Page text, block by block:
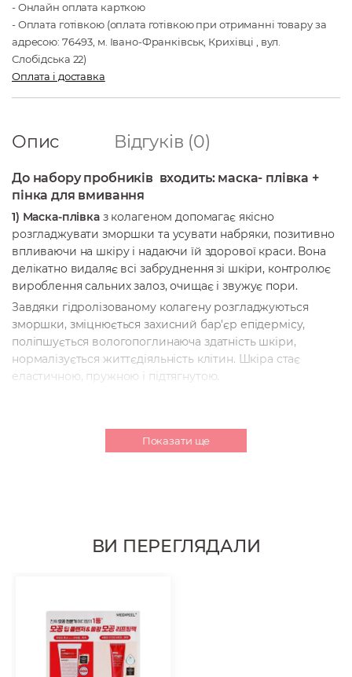
- Онлайн оплата карткою
- Оплата готівкою (оплата готівкою при отриманні товару за
адресою: 76493, м. Івано-Франківськ, Крихівці , вул.
Слобідська 22)
Оплата і доставка
Опис Відгуків (0)
До набору пробників входить: маска- плівка +
пінка для вмивання
1) Маска-плівка з колагеном допомагає якісно
розгладжувати зморшки та усувати набряки, позитивно
впливаючи на шкіру і надаючи їй здорової краси. Вона
делікатно видаляє всі забруднення зі шкіри, контролює
вироблення сальних залоз, очищає і звужує пори.
Завдяки гідролізованому колагену розгладжуються
зморшки, зміцнюється захисний бар'єр епідермісу,
поліпшується вологопоглинаюча здатність шкіри,
нормалізується життєдіяльність клітин. Шкіра стає
еластичною, пружною і підтягнутою.
сухості, лущення і подразнень. Олія зміцнює клітини і
відновлює в'ялу і втомлену шкіру, сповільнюючи процес
обличчя, регулюють вироблення меланіну, освітлюють
гіперпігментацію.
кількість маски на все обличчя, окрім зони навколо очей
і рота. Після висихання маски на поверхні обличчя
утворюється прозора плівка. Зачекайте поки маска
висохне (10-20 хв) і видаліть її, потягнувши за край
Показати ще
ВИ ПЕРЕГЛЯДАЛИ